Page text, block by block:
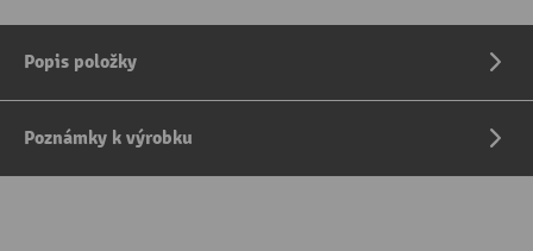
Popis položky
Poznámky k výrobku